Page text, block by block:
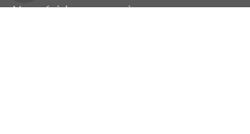
Nos résidences seniors